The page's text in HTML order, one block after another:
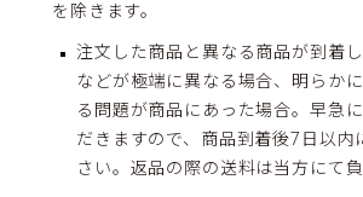
を除きます。
注文した商品と異なる商品が到着
などが極端に異なる場合、明らか
る問題が商品にあった場合。早急
だきますので、商品到着後7日以内
さい。返品の際の送料は当方にて負